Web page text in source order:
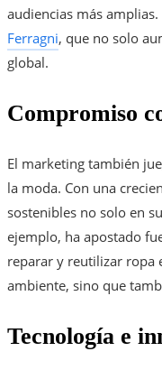
audiencias más
Ferragni, que no solo
global.
Compromiso
El marketing también
la moda. Con una
sostenibles no solo en
ejemplo, ha apostado
reparar y reutilizar ropa
ambiente, sino que
Tecnología e